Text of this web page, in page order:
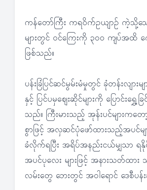
ကန်တော်ကြီး ကရဝိက်ဥယျာဉ် ကဲ့သို့သော
များတွင် ဝင်ကြေးကို ၃၀ဝ ကျပ်အထိ
ဖြစ်သည်။
ပန်းခြံပြင်ဆင်မွမ်းမံမှုတွင် ခုံတန်းလျားမျ
နှင့် ပြင်ပမှဈေးဆိုင်များကို ပြောင်းရွှေ့ခြင်
သည်။ ကြီးမားသည့် အုန်းပင်များကတ
စွာဖြင့် အလှဆင်ပုံဖော်ထားသည့်အပင်မျ
ခံလိုက်ရပြီး အရိပ်အနည်းငယ်မျှသာ ရ
အပင်ပုလေး များဖြင့် အနားသတ်ထာ
လမ်းတွေ ဘေးတွင် အဝါရောင် ဒေစီပန်